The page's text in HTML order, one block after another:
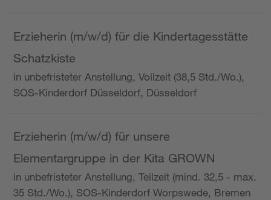
Erzieherin (m/w/d) für die Kindertagesstätte
Schatzkiste
in unbefristeter Anstellung, Vollzeit (38,5 Std./Wo.),
SOS-Kinderdorf Düsseldorf, Düsseldorf
Erzieherin (m/w/d) für unsere
Elementargruppe in der Kita GROWN
in unbefristeter Anstellung, Teilzeit (mind. 32,5 - max.
35 Std./Wo.), SOS-Kinderdorf Worpswede, Bremen